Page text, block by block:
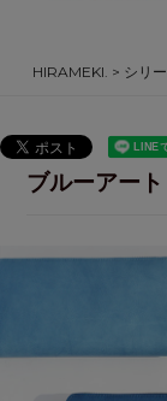
HIRAMEKI. シリ
ブルーアート